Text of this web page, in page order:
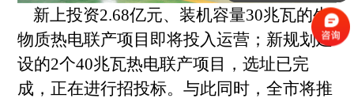
新上投资2.68亿元、装机容量30兆瓦的生
物质热电联产项目即将投入运营；新规划建
设的2个40兆瓦热电联产项目，选址已完
成，正在进行招投标。与此同时，全市将推